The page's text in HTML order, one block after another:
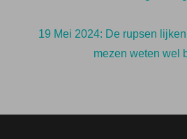
navigation
19 Mei 2024: De rupsen
mezen weten wel